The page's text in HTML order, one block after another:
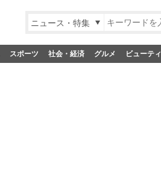
ニュース・特集
スポーツ 社会・経済 グルメ ビューティ